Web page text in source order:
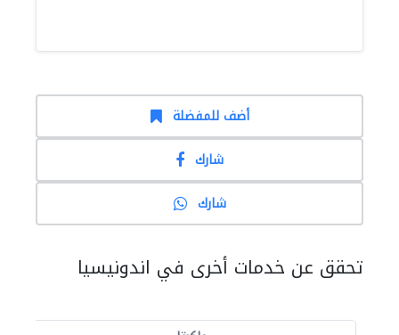
أضف للمفضلة
شارك
شارك
تحقق عن خدمات أخرى في اندونيسيا